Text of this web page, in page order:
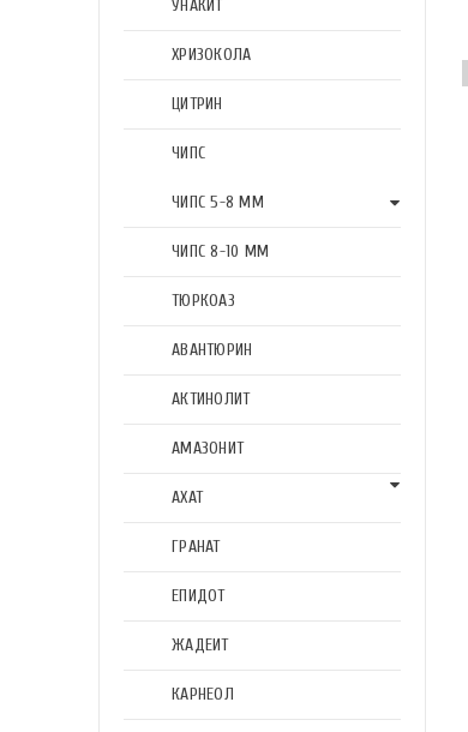
УНАКИТ
ХРИЗОКОЛА
ЦИТРИН
ЧИПС
ЧИПС 5-8 ММ
ЧИПС 8-10 ММ
ТЮРКОАЗ
АВАНТЮРИН
АКТИНОЛИТ
АМАЗОНИТ
АХАТ
ГРАНАТ
ЕПИДОТ
ЖАДЕИТ
КАРНЕОЛ